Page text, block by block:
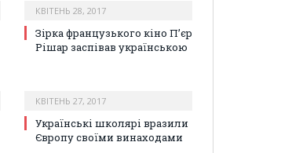
КВІТЕНЬ 28, 2017
Зірка французького кіно П’єр
Рішар заспівав українською
КВІТЕНЬ 27, 2017
Українські школярі вразили
Європу своїми винаходами